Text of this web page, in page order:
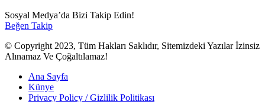
Sosyal Medya’da Bizi Takip Edin!
Beğen Takip
© Copyright 2023, Tüm Hakları Saklıdır, Sitemizdeki Yazılar İzinsiz
Alınamaz Ve Çoğaltılamaz!
Ana Sayfa
Künye
Privacy Policy / Gizlilik Politikası